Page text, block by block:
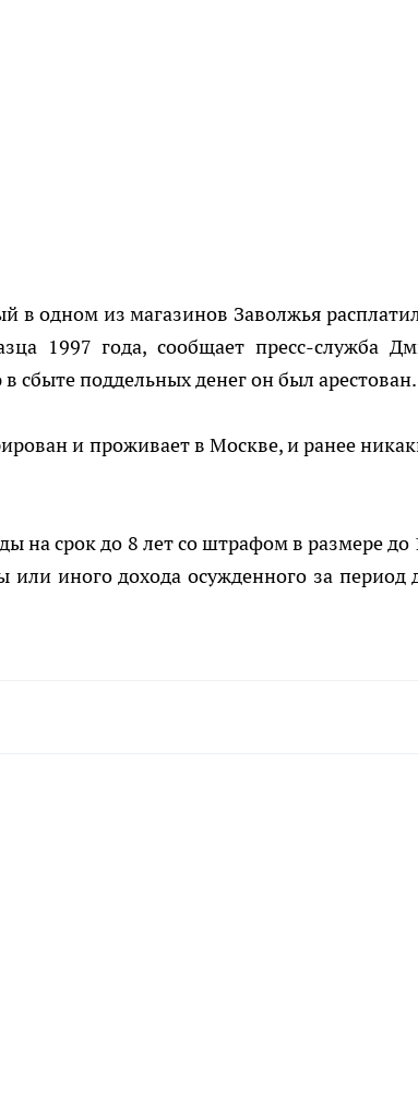
в одном из магазинов Заволжья
1997 года, сообщает пресс-служба
сбыте поддельных денег он был арестован.
и проживает в Москве, и ранее
на срок до 8 лет со штрафом в размере
или иного дохода осужденного за период